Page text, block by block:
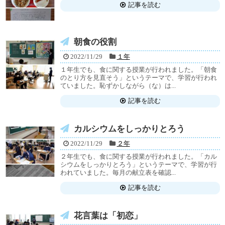
記事を読む
朝食の役割
2022/11/29
１年
１年生でも、食に関する授業が行われました。「朝食
のとり方を見直そう」というテーマで、学習が行われ
ていました。恥ずかしながら（な）は...
記事を読む
カルシウムをしっかりとろう
2022/11/29
２年
２年生でも、食に関する授業が行われました。「カル
シウムをしっかりとろう」というテーマで、学習が行
われていました。毎月の献立表を確認...
記事を読む
花言葉は「初恋」